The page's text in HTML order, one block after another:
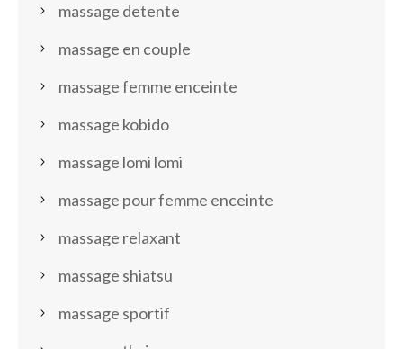
massage detente
massage en couple
massage femme enceinte
massage kobido
massage lomi lomi
massage pour femme enceinte
massage relaxant
massage shiatsu
massage sportif